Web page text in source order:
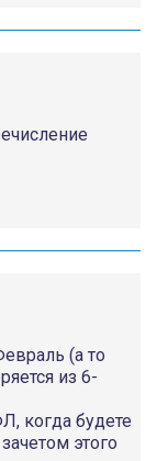
(а то
из 6-
когда будете
этого